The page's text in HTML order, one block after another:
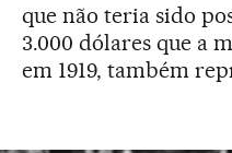
que não teria sido
3.000 dólares que a
em 1919, também